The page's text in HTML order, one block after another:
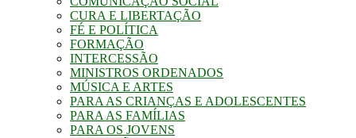
CURA E LIBERTAÇÃO
FÉ E POLÍTICA
FORMAÇÃO
INTERCESSÃO
MINISTROS ORDENADOS
MÚSICA E ARTES
PARA AS CRIANÇAS E ADOLESCENTES
PARA AS FAMÍLIAS
PARA OS JOVENS